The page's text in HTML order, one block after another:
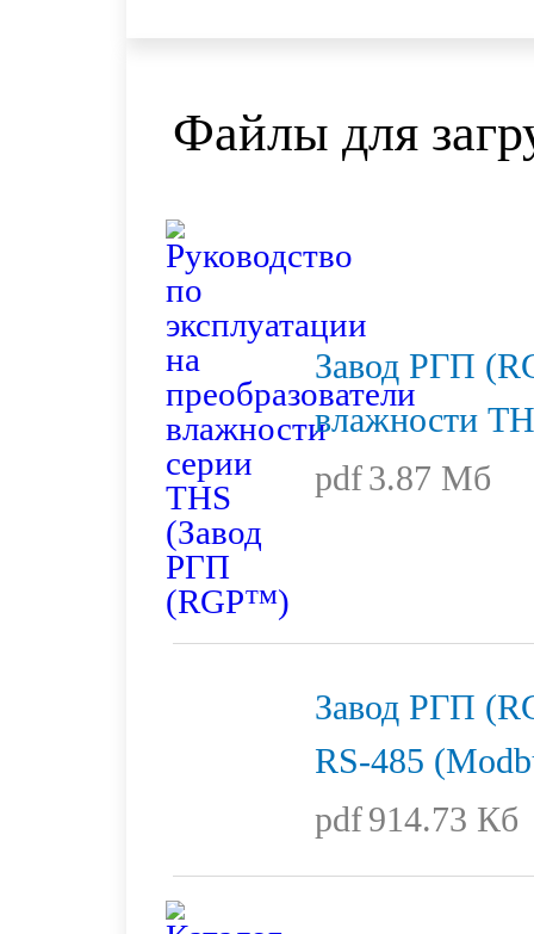
Файлы для
Завод РГП
влажности
pdf3.87 Мб
Завод РГП
RS-485
pdf914.73 Кб